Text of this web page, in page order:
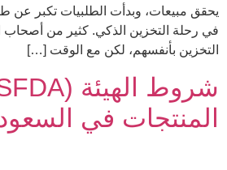
يحقق مبيعات، وبدأت الطلبيات تكبر عن
في رحلة التخزين الذكي. كثير من أصحاب
التخزين بأنفسهم، لكن مع الوقت […]
المنتجات في